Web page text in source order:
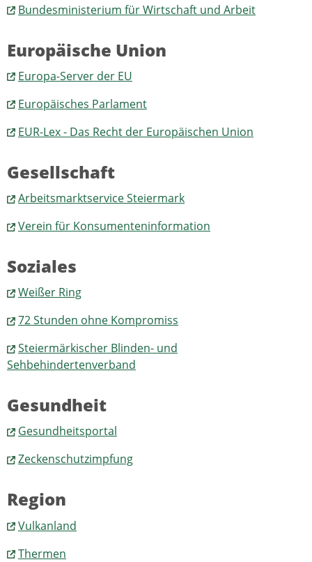
Bundesministerium für Wirtschaft und Arbeit
Europäische Union
Europa-Server der EU
Europäisches Parlament
EUR-Lex - Das Recht der Europäischen Union
Gesellschaft
Arbeitsmarktservice Steiermark
Verein für Konsumenteninformation
Soziales
Weißer Ring
72 Stunden ohne Kompromiss
Steiermärkischer Blinden- und
Sehbehindertenverband
Gesundheit
Gesundheitsportal
Zeckenschutzimpfung
Region
Vulkanland
Thermen